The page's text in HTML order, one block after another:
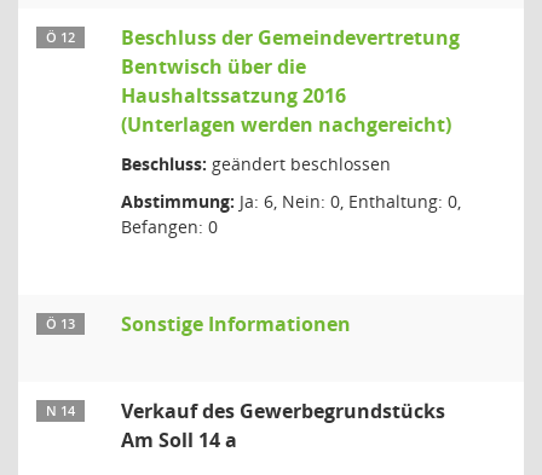
Ö 12
Beschluss der Gemeindevertretung
Bentwisch über die
Haushaltssatzung 2016
(Unterlagen werden nachgereicht)
Beschluss: geändert beschlossen
Abstimmung: Ja: 6, Nein: 0, Enthaltung: 0,
Befangen: 0
Ö 13 Sonstige Informationen
N 14
Verkauf des Gewerbegrundstücks
Am Soll 14 a